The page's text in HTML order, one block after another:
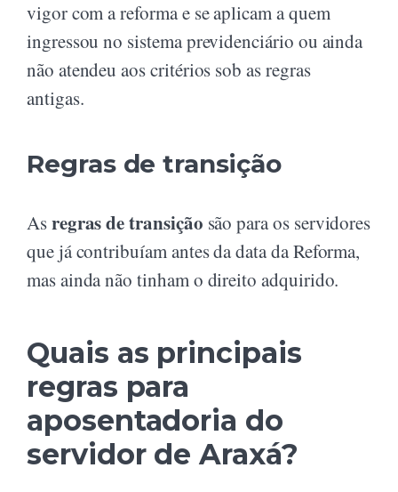
vigor com a reforma e se aplicam a quem
ingressou no sistema previdenciário ou ainda
não atendeu aos critérios sob as regras
antigas.
Regras de transição
Asregras de transição são para os servidores
que já contribuíam antes da data da Reforma,
mas ainda não tinham o direito adquirido.
Quais as principais
regras para
aposentadoria do
servidor de Araxá?